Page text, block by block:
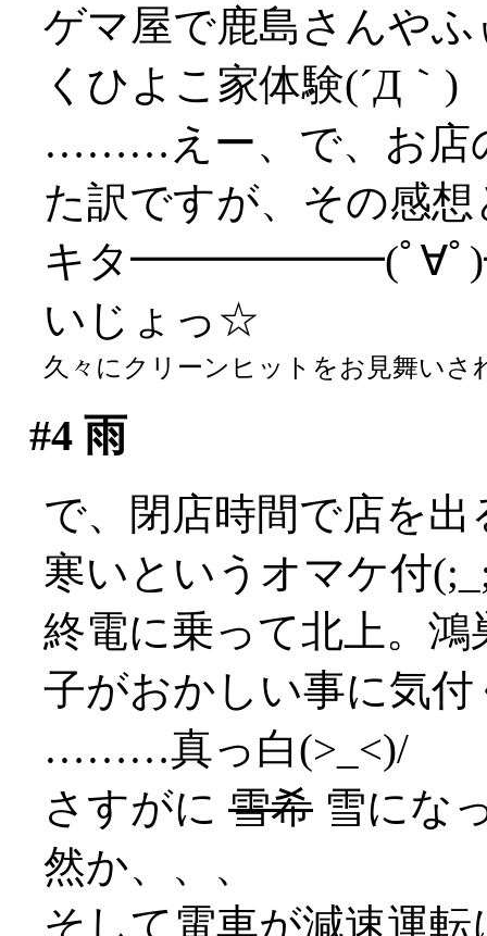
ゲマ屋で鹿島さんや
くひよこ家体験(´Д｀)
………えー、で、お店
た訳ですが、その感
キタ━━━━━━(ﾟ∀
いじょっ☆
久々にクリーンヒットをお見舞いさ
#4雨
で、閉店時間で店を
寒いというオマケ付
終電に乗って北上。
子がおかしい事に気付
………真っ白(>_<)/
さすがに 雪希 雪にな
然か、、、
そして電車が減速運